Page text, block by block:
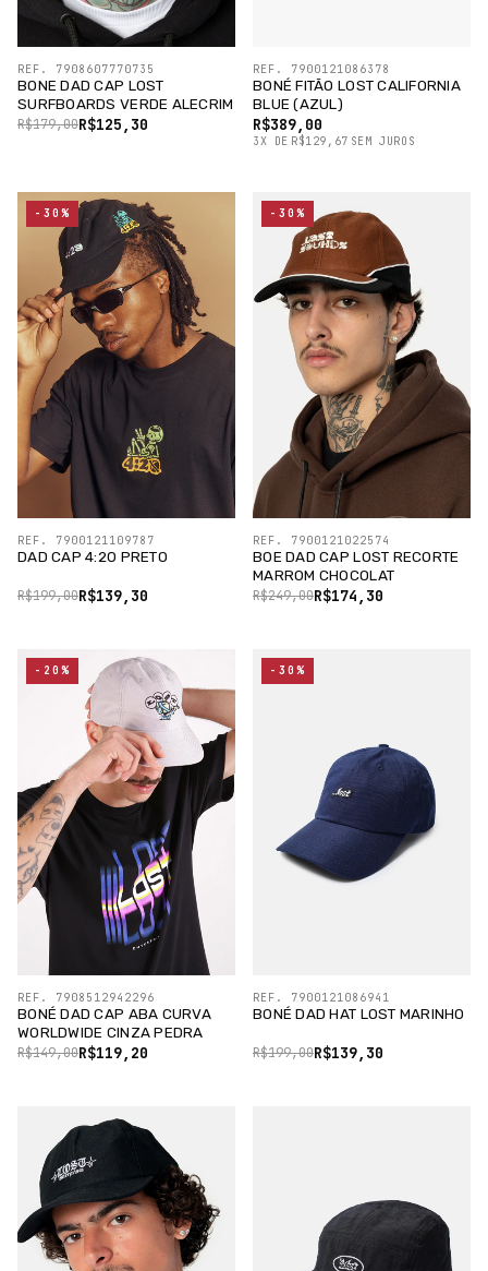
BONE DAD CAP LOST
SURFBOARDS VERDE ALECRIM
R$125,30
R$179,00
REF. 7908607770735
BONÉ FITÃO LOST CALIFORNIA
BLUE (AZUL)
R$389,00
3X DE R$129,67 SEM JUROS
REF. 7900121086378
DAD CAP 4:20 PRETO
R$139,30
R$199,00
REF. 7900121109787
-30%
BOE DAD CAP LOST RECORTE
MARROM CHOCOLAT
R$174,30
R$249,00
REF. 7900121022574
-30%
BONÉ DAD CAP ABA CURVA
WORLDWIDE CINZA PEDRA
R$119,20
R$149,00
REF. 7908512942296
-20%
BONÉ DAD HAT LOST MARINHO
R$139,30
R$199,00
REF. 7900121086941
-30%